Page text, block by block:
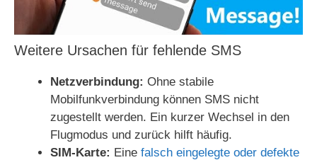
Weitere Ursachen für fehlende SMS
Netzverbindung: Ohne stabile
Mobilfunkverbindung können SMS nicht
zugestellt werden. Ein kurzer Wechsel in den
Flugmodus und zurück hilft häufig.
SIM‑Karte: Eine falsch eingelegte oder defekte